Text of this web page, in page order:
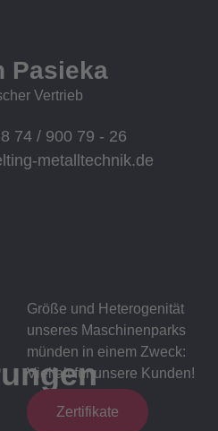
Pasieka
Vertrieb
74 / 900 79 - 26
metalltechnik.de
Größe und Heterogenität
unseres Maschinenparks
münden in einem Zweck:
Vielfalt für unsere Kunden!
Zertifikate